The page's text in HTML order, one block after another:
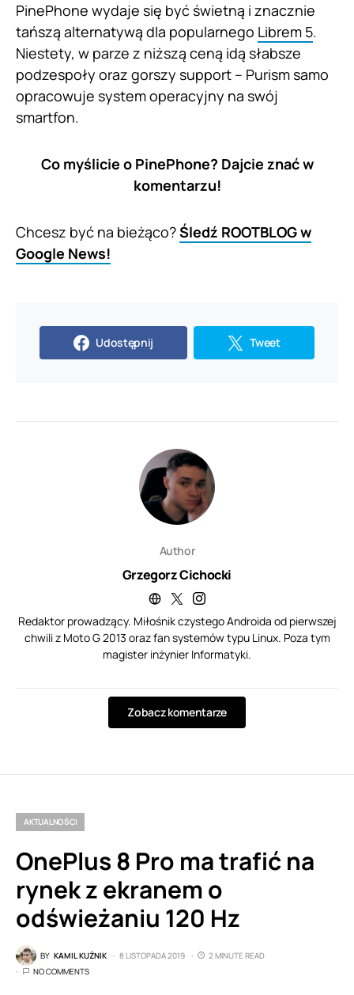
PinePhone wydaje się być świetną i znacznie
tańszą alternatywą dla popularnego Librem 5.
Niestety, w parze z niższą ceną idą słabsze
podzespoły oraz gorszy support – Purism samo
opracowuje system operacyjny na swój
smartfon.
Co myślicie o PinePhone? Dajcie znać w
komentarzu!
Chcesz być na bieżąco?Śledź ROOTBLOG w
Google News!
Udostępnij Tweet
Author
Grzegorz Cichocki
Redaktor prowadzący. Miłośnik czystego Androida od pierwszej
chwili z Moto G 2013 oraz fan systemów typu Linux. Poza tym
magister inżynier Informatyki.
Zobacz komentarze
AKTUALNOŚCI
OnePlus 8 Pro ma trafić na
rynek z ekranem o
odświeżaniu 120 Hz
BY KAMIL KUŹNIK 8 LISTOPADA 2019
2 MINUTE READ
NO COMMENTS